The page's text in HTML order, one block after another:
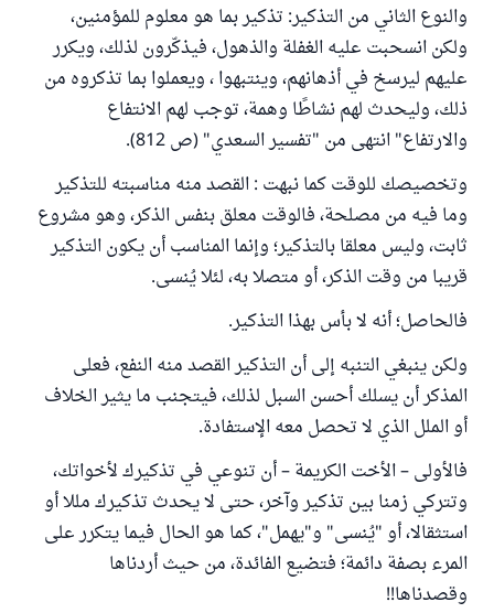
والنوع الثاني من التذكير: تذكير بما هو معلوم للمؤمنين،
ولكن انسحبت عليه الغفلة والذهول، فيذكّرون لذلك، ويكرر
عليهم ليرسخ في أذهانهم، وينتبهوا ، ويعملوا بما تذكروه من
ذلك، وليحدث لهم نشاطًا وهمة، توجب لهم الانتفاع
والارتفاع" انتهى من "تفسير السعدي" (ص 812).
وتخصيصك للوقت كما نبهت : القصد منه مناسبته للتذكير
وما فيه من مصلحة، فالوقت معلق بنفس الذكر، وهو مشروع
ثابت، وليس معلقا بالتذكير؛ وإنما المناسب أن يكون التذكير
قريبا من وقت الذكر، أو متصلا به، لئلا يُنسى.
فالحاصل؛ أنه لا بأس بهذا التذكير.
ولكن ينبغي التنبه إلى أن التذكير القصد منه النفع، فعلى
المذكر أن يسلك أحسن السبل لذلك، فيتجنب ما يثير الخلاف
أو الملل الذي لا تحصل معه الإستفادة.
فالأولى – الأخت الكريمة – أن تنوعي في تذكيرك لأخواتك،
وتتركي زمنا بين تذكير وآخر، حتى لا يحدث تذكيرك مللا أو
استثقالا، أو "يُنسى" و"يهمل"، كما هو الحال فيما يتكرر على
المرء بصفة دائمة؛ فتضيع الفائدة، من حيث أردناها
وقصدناها!!